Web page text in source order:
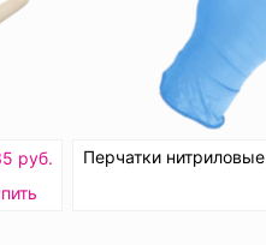
руб.
Перчатки нитриловые